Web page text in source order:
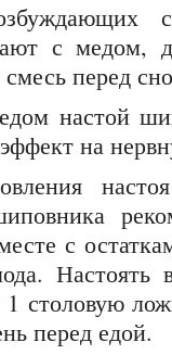
с медом,
перед
настой
на
с
Настоять
столовую
перед едой.